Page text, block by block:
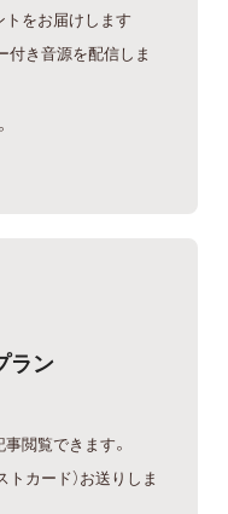
をお届けします
付き音源を配信しま
ラン
閲覧できます。
カード）お送りしま